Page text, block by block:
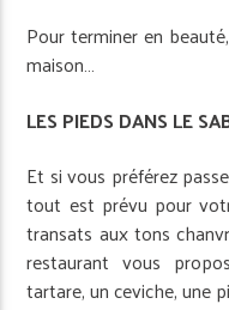
Pour terminer en
maison…
LES PIEDS DANS LE
Et si vous préférez
tout est prévu pour
transats aux tons
restaurant vous
tartare, un ceviche, une